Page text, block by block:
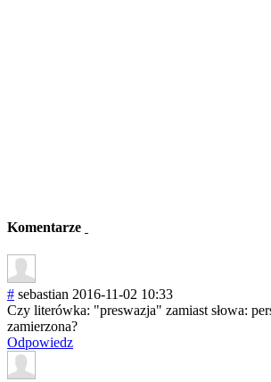
Komentarze
# sebastian 2016-11-02 10:33
Czy literówka: "preswazja" zamiast słowa:
zamierzona?
Odpowiedz